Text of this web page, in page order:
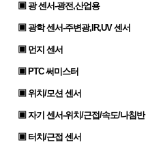
▣ 광 센서-광전,산업용
▣ 광학 센서-주변광,IR,UV 센서
▣ 먼지 센서
▣ PTC 써미스터
▣ 위치/모션 센서
▣ 자기 센서-위치/근접/속도/나침반
▣ 터치/근접 센서